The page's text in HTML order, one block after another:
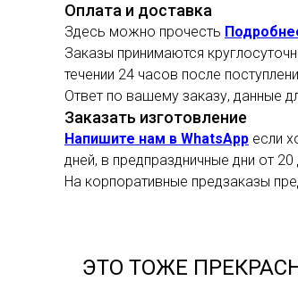
Оплата и доставка
Здесь можно прочесть
Заказы принимаются
течении 24 часов после
Ответ по вашему заказу, данные
Заказать изготовление
Напишите нам в WhatsApp если
дней, в предпраздничные дни от 20
На корпоративные предзаказы
ЭТО ТОЖЕ